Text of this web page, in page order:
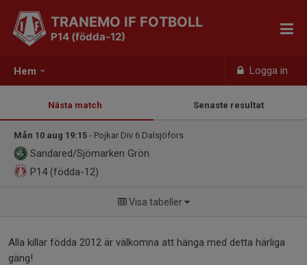
Hem Logga in
TRANEMO IF FOTBOLL
P14 (födda-12)
Nästa match Senaste resultat
Mån 10 aug 19:15 - Pojkar Div 6 Dalsjöfors
Sandared/Sjömarken Grön
P14 (födda-12)
Visa tabeller
Alla killar födda 2012 är välkomna att hänga med detta härliga
gäng!